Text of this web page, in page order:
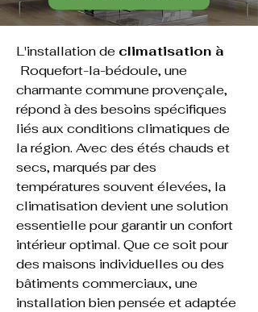
L'installation de climatisation à
Roquefort-la-bédoule, une
charmante commune provençale,
répond à des besoins spécifiques
liés aux conditions climatiques de
la région. Avec des étés chauds et
secs, marqués par des
températures souvent élevées, la
climatisation devient une solution
essentielle pour garantir un confort
intérieur optimal. Que ce soit pour
des maisons individuelles ou des
bâtiments commerciaux, une
installation bien pensée et adaptée